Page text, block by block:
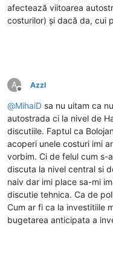
afectează viitoarea
costurilor) și dacă da, cui
A
Deconectat
Azzl
@MihaiD sa nu uitam ca
autostrada ci la nivel de
discutiile. Faptul ca
acoperi unele costuri imi
vorbim. Ci de felul cum s-
discuta la nivel central si
naiv dar imi place sa-mi
discutie tehnica. Ca de
Cum ar fi ca la investitiile
bugetarea anticipata a